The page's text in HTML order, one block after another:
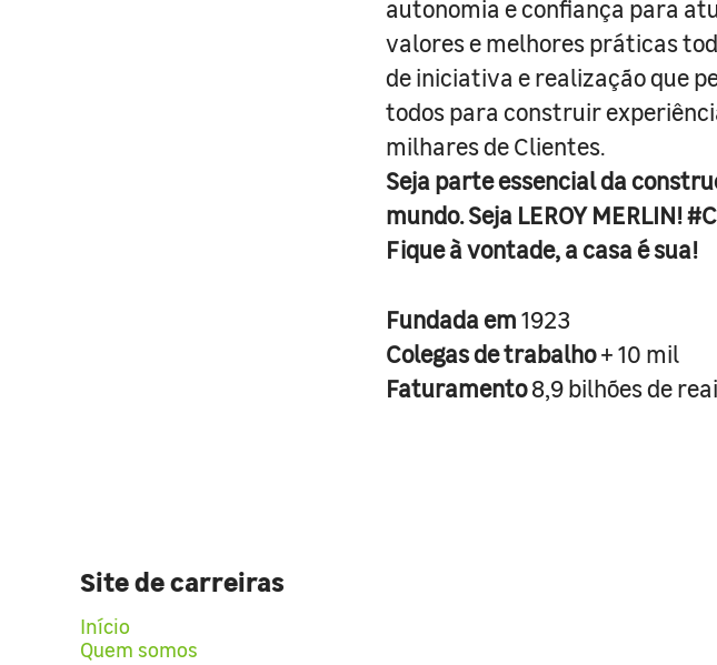
autonomia e confiança para
valores e melhores práticas
de iniciativa e realização que
todos para construir
milhares de Clientes.
Seja parte essencial da
mundo. Seja LEROY MERLIN!
Fique à vontade, a casa é sua!
Fundada em1923
Colegas de trabalho+ 10 mil
Faturamento8,9 bilhões de
Site de carreiras
Início
Quem somos